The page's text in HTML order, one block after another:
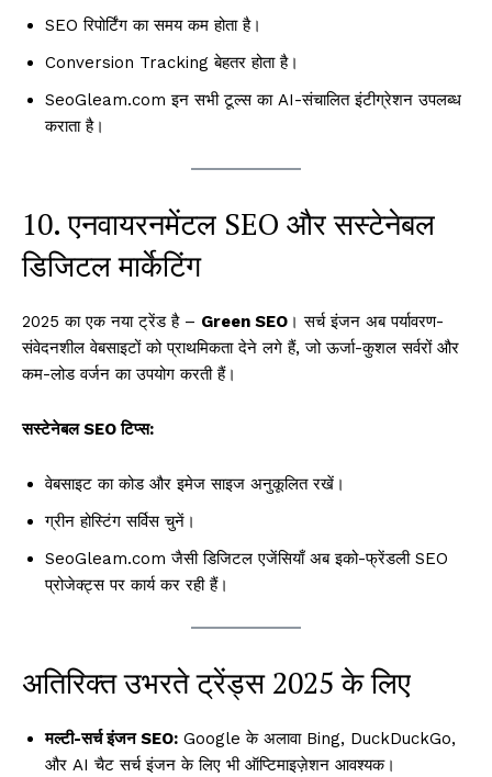
SEO रिपोर्टिंग का समय कम होता है।
Conversion Tracking बेहतर होता है।
SeoGleam.com इन सभी टूल्स का AI-संचालित इंटीग्रेशन उपलब्ध
कराता है।
10. एनवायरनमेंटल SEO और सस्टेनेबल
डिजिटल मार्केटिंग
2025 का एक नया ट्रेंड है – Green SEO । सर्च इंजन अब पर्यावरण-
संवेदनशील वेबसाइटों को प्राथमिकता देने लगे हैं, जो ऊर्जा-कुशल सर्वरों और
कम-लोड वर्जन का उपयोग करती हैं।
सस्टेनेबल SEO टिप्स:
वेबसाइट का कोड और इमेज साइज अनुकूलित रखें।
ग्रीन होस्टिंग सर्विस चुनें।
SeoGleam.com जैसी डिजिटल एजेंसियाँ अब इको-फ्रेंडली SEO
प्रोजेक्ट्स पर कार्य कर रही हैं।
अतिरिक्त उभरते ट्रेंड्स 2025 के लिए
मल्टी-सर्च इंजन SEO: Google के अलावा Bing, DuckDuckGo,
और AI चैट सर्च इंजन के लिए भी ऑप्टिमाइज़ेशन आवश्यक।